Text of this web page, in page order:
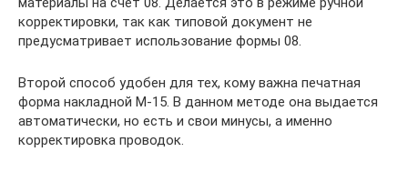
корректировки, так как типовой документ не
предусматривает использование формы 08.
Второй способ удобен для тех, кому важна печатная
форма накладной М-15. В данном методе она выдается
автоматически, но есть и свои минусы, а именно
корректировка проводок.